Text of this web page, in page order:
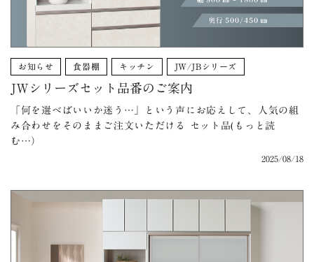
お知らせ 食器棚 キッチン JW/JBシリーズ
JWシリーズセット品番のご案内
「何を選べばいいか迷う…」という声にお応えして、人気の組
み合わせをそのままご注文いただける セット品(もっと読
む…）
2025/08/18